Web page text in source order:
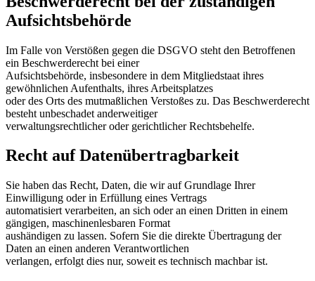
Aufsichtsbehörde
Im Falle von Verstößen gegen die DSGVO steht den Betroffenen
ein Beschwerderecht bei einer
Aufsichtsbehörde, insbesondere in dem Mitgliedstaat ihres
gewöhnlichen Aufenthalts, ihres Arbeitsplatzes
oder des Orts des mutmaßlichen Verstoßes zu. Das Beschwerderecht
besteht unbeschadet anderweitiger
verwaltungsrechtlicher oder gerichtlicher Rechtsbehelfe.
Recht auf Datenübertragbarkeit
Sie haben das Recht, Daten, die wir auf Grundlage Ihrer
Einwilligung oder in Erfüllung eines Vertrags
automatisiert verarbeiten, an sich oder an einen Dritten in einem
gängigen, maschinenlesbaren Format
aushändigen zu lassen. Sofern Sie die direkte Übertragung der
Daten an einen anderen Verantwortlichen
verlangen, erfolgt dies nur, soweit es technisch machbar ist.